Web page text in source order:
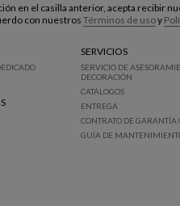
en el casilla anterior, acepta recibir
con nuestros Términos de usoy
SERVICIOS
SERVICIO DE
DECORACIÓN
CATÁLOGOS
ENTREGA
CONTRATO DE GARANTÍA
GUÍA DE